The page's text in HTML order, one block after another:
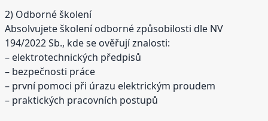
2) Odborné školení
Absolvujete školení odborné způsobilosti dle NV
194/2022 Sb., kde se ověřují znalosti:
– elektrotechnických předpisů
– bezpečnosti práce
– první pomoci při úrazu elektrickým proudem
– praktických pracovních postupů